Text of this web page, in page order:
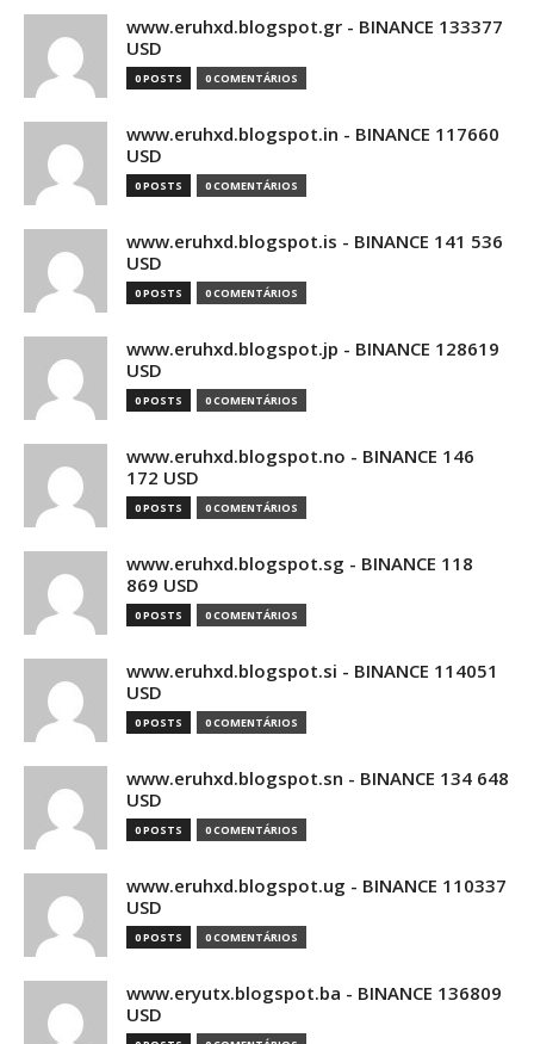
www.eruhxd.blogspot.gr - BINANCE 133377
USD
0 POSTS 0 COMENTÁRIOS
www.eruhxd.blogspot.in - BINANCE 117660
USD
0 POSTS 0 COMENTÁRIOS
www.eruhxd.blogspot.is - BINANCE 141 536
USD
0 POSTS 0 COMENTÁRIOS
www.eruhxd.blogspot.jp - BINANCE 128619
USD
0 POSTS 0 COMENTÁRIOS
www.eruhxd.blogspot.no - BINANCE 146
172 USD
0 POSTS 0 COMENTÁRIOS
www.eruhxd.blogspot.sg - BINANCE 118
869 USD
0 POSTS 0 COMENTÁRIOS
www.eruhxd.blogspot.si - BINANCE 114051
USD
0 POSTS 0 COMENTÁRIOS
www.eruhxd.blogspot.sn - BINANCE 134 648
USD
0 POSTS 0 COMENTÁRIOS
www.eruhxd.blogspot.ug - BINANCE 110337
USD
0 POSTS 0 COMENTÁRIOS
www.eryutx.blogspot.ba - BINANCE 136809
USD